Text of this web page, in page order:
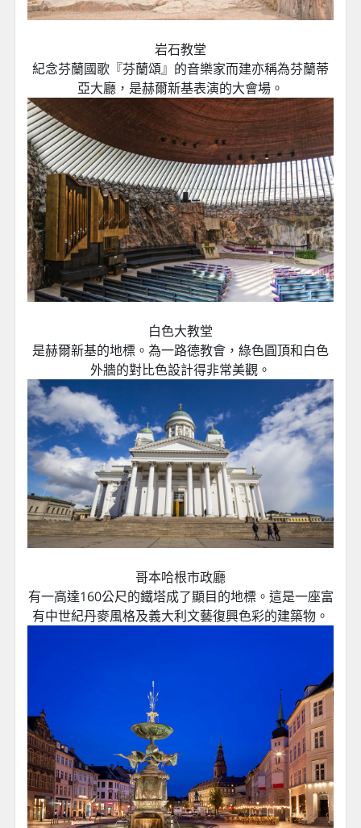
岩石教堂
紀念芬蘭國歌『芬蘭頌』的音樂家而建亦稱為芬蘭蒂
亞大廳，是赫爾新基表演的大會場。
白色大教堂
是赫爾新基的地標。為一路德教會，綠色圓頂和白色
外牆的對比色設計得非常美觀。
哥本哈根市政廳
有一高達160公尺的鐵塔成了顯目的地標。這是一座富
有中世紀丹麥風格及義大利文藝復興色彩的建築物。